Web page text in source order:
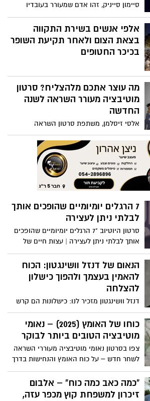
סיימון סייניק, זהו אדם שמעורר בעובדיו
תחושת בטחון בטוחים, אדם שמושך את אנשיו
אל תוך מעגל האמון. אבל יצירת אמון
ותחושת-בטחון - במיוחד בכלכלה לא הוגנת -
אלפי אנשים בשירת התקווה
בצאת הצום ולאחר תקיעת השופר
בכיכר החטופים
מה עוצר אתכם מלהצליח? סרטון
מוטיבציה מעורר השראה לשנה
החדשה
אלסי זיסלמן, משתפת סרטון השראה
7 הרגלים יומיומיים שהופכים אותך
לבלתי ניתן לעצירה
סרטון היוטיוב "7 הרגלים יומיומיים שהופכים
אותך לבלתי ניתן לעצירה | עצות חיים של
דנזל וושינגטון - Inspire Force" מתאר שבעה
פרקטיקות יומיומיות להשגת גדולה, כולל
התחלה בהכרת תודה או מטרה, שליטה
בבוקר, טיפוח משמעת על פני מוטיבציה,
ביטול תירוצים, אימוץ כאב כשותף לצמיחה,
ביטוי חיים לקיום וסיום היום בהתבוננות
וחזרה לבניית עקביות.
הנאום של דנזל וושינגטון: הכוח
להאמין בעצמך ולהפוך כישלון
להצלחה
דנזל וושינגטון מזכיר לנו: כישלונות הם קרש
קפיצה, התמדה היא המפתח, ורק חלומות
שמגובים במעשים הופכים למציאות. צפו:
כוחו של האומץ (2025) – נאומי
מוטיבציה הטובים ביותר לבוקר
צפו בסרטון נאומי מוטיבציה מעוררי השראה
לשחר חדש – על כוח האומץ והנחישות בדרך
להצלחה
"כמה כאב כמה כוח" – אלבום
זיכרון למשפחת קוץ מכפר עזה,